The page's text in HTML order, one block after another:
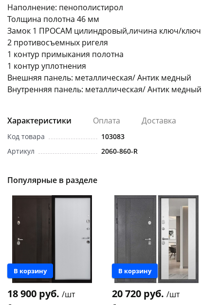
Наполнение: пенополистирол
Толщина полотна 46 мм
Замок 1 ПРОСАМ цилиндровый,личина ключ/ключ
2 противосъемных ригеля
1 контур примыкания полотна
1 контур уплотнения
Внешняя панель: металлическая/ Антик медный
Внутренняя панель: металлическая/ Антик медный
Характеристики Оплата Доставка
Код товара
103083
Артикул
2060-860-R
Популярные в разделе
В корзину
18 900 руб. /шт
В корзину
20 720 руб. /шт